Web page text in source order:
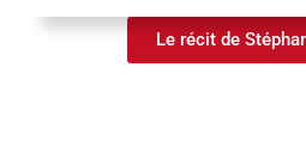
Le récit de